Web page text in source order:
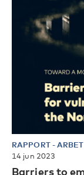
RAPPORT-
14 jun 2023
Barriers to